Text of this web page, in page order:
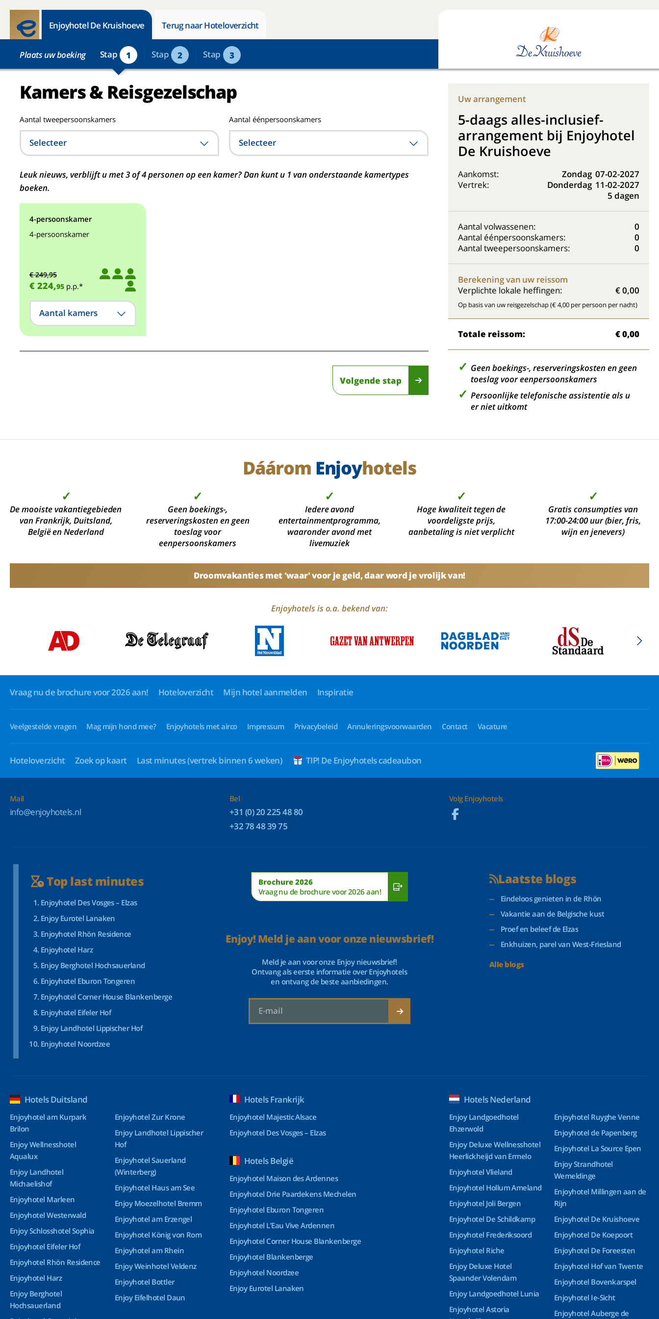
+31 (0) 20 225 48 80
Enjoyhotel De Kruishoeve Terug naar Hoteloverzicht
Plaats uw boeking Stap 1 Stap 2 Stap 3
Kamers & Reisgezelschap
Aantal tweepersoonskamers
Selecteer
Aantal éénpersoonskamers
Selecteer
Leuk nieuws, verblijft u met 3 of 4 personen op een kamer? Dan kunt u 1 van onderstaande kamertypes
boeken.
4-persoonskamer
4-persoonskamer
€ 249,95
€ 224,95 p.p.*
Aantal kamers
Volgende stap
Uw arrangement
5-daags alles-inclusief-
arrangement bij Enjoyhotel
De Kruishoeve
Aankomst: Zondag 07-02-2027
Vertrek:
Donderdag 11-02-2027
5 dagen
Aantal volwassenen:
0
Aantal éénpersoonskamers:
0
Aantal tweepersoonskamers:
0
Berekening van uw reissom
Verplichte lokale heffingen:
€ 0,00
Op basis van uw reisgezelschap (€ 4,00 per persoon per nacht)
Totale reissom: € 0,00
Geen boekings-, reserveringskosten en geen
toeslag voor eenpersoonskamers
Persoonlijke telefonische assistentie als u
er niet uitkomt
Dáárom Enjoyhotels
✓
De mooiste vakantiegebieden
van Frankrijk, Duitsland,
België en Nederland
✓
Geen boekings-,
reserveringskosten en geen
toeslag voor
eenpersoonskamers
✓
Iedere avond
entertainmentprogramma,
waaronder avond met
livemuziek
✓
Hoge kwaliteit tegen de
voordeligste prijs,
aanbetaling is niet verplicht
✓
Gratis consumpties van
17:00-24:00 uur (bier, fris,
wijn en jenevers)
Droomvakanties met 'waar' voor je geld, daar word je vrolijk van!
Enjoyhotels is o.a. bekend van:
Vraag nu de brochure voor 2026 aan! Hoteloverzicht Mijn hotel aanmelden Inspiratie
Veelgestelde vragen Mag mijn hond mee? Enjoyhotels met airco Impressum Privacybeleid Annuleringsvoorwaarden Contact Vacature
Hoteloverzicht Zoek op kaart Last minutes(vertrek binnen 6 weken) TIP! De Enjoyhotels cadeaubon
Mail
info@enjoyhotels.nl
Bel
+31 (0) 20 225 48 80
+32 78 48 39 75
Volg Enjoyhotels
Top last minutes
Enjoyhotel Des Vosges – Elzas
Enjoy Eurotel Lanaken
Enjoyhotel Rhön Residence
Enjoyhotel Harz
Enjoy Berghotel Hochsauerland
Enjoyhotel Eburon Tongeren
Enjoyhotel Corner House Blankenberge
Enjoyhotel Eifeler Hof
Enjoy Landhotel Lippischer Hof
Enjoyhotel Noordzee
Brochure 2026
Vraag nu de brochure voor 2026 aan!
Enjoy! Meld je aan voor onze nieuwsbrief!
Meld je aan voor onze Enjoy nieuwsbrief!
Ontvang als eerste informatie over Enjoyhotels
en ontvang de beste aanbiedingen.
Laatste blogs
Eindeloos genieten in de Rhön
Vakantie aan de Belgische kust
Proef en beleef de Elzas
Enkhuizen, parel van West-Friesland
Alle blogs
Hotels Duitsland
Enjoyhotel am Kurpark
Brilon
Enjoy Wellnesshotel
Aqualux
Enjoy Landhotel
Michaelishof
Enjoyhotel Marleen
Enjoyhotel Westerwald
Enjoy Schlosshotel Sophia
Enjoyhotel Eifeler Hof
Enjoyhotel Rhön Residence
Enjoyhotel Harz
Enjoy Berghotel
Hochsauerland
Enjoyhotel Zur Krone
Enjoy Landhotel Lippischer
Hof
Enjoyhotel Sauerland
(Winterberg)
Enjoyhotel Haus am See
Enjoy Moezelhotel Bremm
Enjoyhotel am Erzengel
Enjoyhotel König von Rom
Enjoyhotel am Rhein
Enjoy Weinhotel Veldenz
Enjoyhotel Bottler
Enjoy Eifelhotel Daun
Hotels Frankrijk
Enjoyhotel Majestic Alsace
Enjoyhotel Des Vosges – Elzas
Hotels België
Enjoyhotel Maison des Ardennes
Enjoyhotel Drie Paardekens Mechelen
Enjoyhotel Eburon Tongeren
Enjoyhotel L’Eau Vive Ardennen
Enjoyhotel Corner House Blankenberge
Enjoyhotel Blankenberge
Enjoyhotel Noordzee
Enjoy Eurotel Lanaken
Hotels Nederland
Enjoy Landgoedhotel
Ehzerwold
Enjoy Deluxe Wellnesshotel
Heerlickheijd van Ermelo
Enjoyhotel Vlieland
Enjoyhotel Hollum Ameland
Enjoyhotel Joli Bergen
Enjoyhotel De Schildkamp
Enjoyhotel Frederiksoord
Enjoyhotel Riche
Enjoy Deluxe Hotel
Spaander Volendam
Enjoy Landgoedhotel Lunia
Enjoyhotel Astoria
Enjoyhotel Ruyghe Venne
Enjoyhotel de Papenberg
Enjoyhotel La Source Epen
Enjoy Strandhotel
Wemeldinge
Enjoyhotel Millingen aan de
Rijn
Enjoyhotel De Kruishoeve
Enjoyhotel De Koepoort
Enjoyhotel De Foreesten
Enjoyhotel Hof van Twente
Enjoyhotel Bovenkarspel
Enjoyhotel Ie-Sicht
Enjoyhotel Auberge de